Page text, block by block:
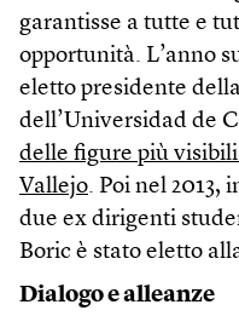
garantisse a tutte e
opportunità. L’anno
eletto presidente
dell’Universidad de
delle figure più
Vallejo. Poi nel 2013,
due ex dirigenti
Boric è stato eletto
Dialogo e alleanze